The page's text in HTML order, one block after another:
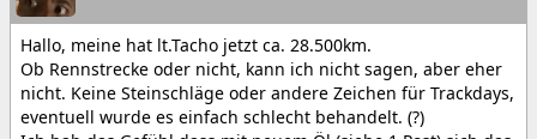
Hallo, meine hat lt.Tacho jetzt ca. 28.500km.
Ob Rennstrecke oder nicht, kann ich nicht sagen, aber eher
nicht. Keine Steinschläge oder andere Zeichen für Trackdays,
eventuell wurde es einfach schlecht behandelt. (?)